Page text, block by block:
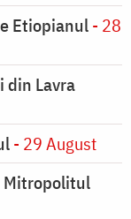
Etiopianul- 28
din Lavra
- 29 August
Mitropolitul